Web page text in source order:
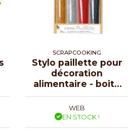
SCRAPCOOKING
Stylo paillette pour
décoration
alimentaire - boite
de 4
WEB
EN STOCK !